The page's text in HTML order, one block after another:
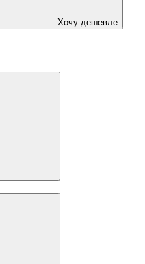
Хочу дешевле